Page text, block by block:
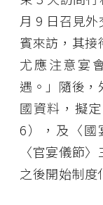
月 9 日召見
賓來訪，其接
尤應注意宴
遇。」隨後
國資料，擬
6），及〈國
〈官宴儀節
之後開始制度